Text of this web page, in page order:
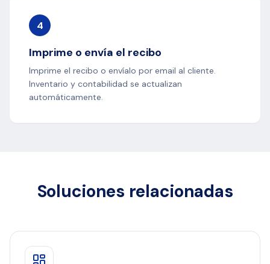
4
Imprime o envía el recibo
Imprime el recibo o envíalo por email al cliente.
Inventario y contabilidad se actualizan
automáticamente.
Soluciones relacionadas